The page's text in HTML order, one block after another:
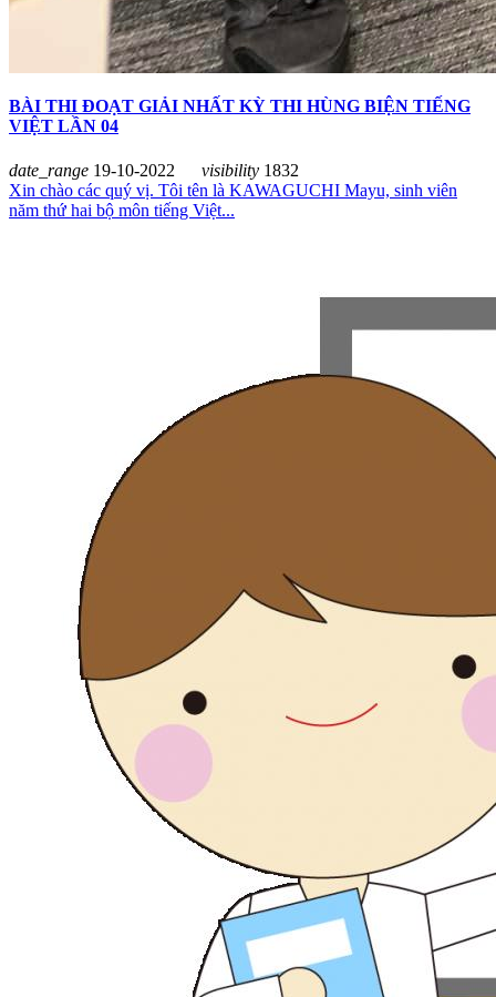
BÀI THI ĐOẠT GIẢI NHẤT KỲ THI HÙNG BIỆN TIẾNG
VIỆT LẦN 04
date_range 19-10-2022 visibility 1832
Xin chào các quý vị. Tôi tên là KAWAGUCHI Mayu, sinh viên
năm thứ hai bộ môn tiếng Việt...